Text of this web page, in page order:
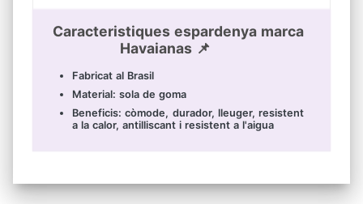
Caracteristiques espardenya marca
Havaianas 📌
Fabricat al Brasil
Material: sola de goma
Beneficis: còmode, durador, lleuger, resistent
a la calor, antilliscant i resistent a l'aigua